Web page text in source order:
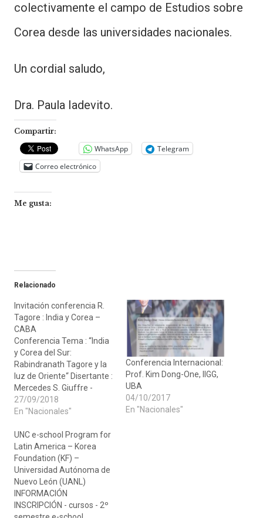
colectivamente el campo de Estudios sobre
Corea desde las universidades nacionales.
Un cordial saludo,
Dra. Paula Iadevito.
Compartir:
WhatsApp
Telegram
Correo electrónico
Me gusta:
Relacionado
Invitación conferencia R.
Tagore : India y Corea –
CABA
Conferencia Tema : “India
y Corea del Sur:
Rabindranath Tagore y la
luz de Oriente“ Disertante :
Mercedes S. Giuffre -
CECCHI - CARI Jueves 4
de Octubre – 18 Hs.
COREANO – CNEL. DIAZ
2884, CABA Antiquísimas
fuentes, revelan un
temprano inicio de
contactos entre ambos
países. En…
27/09/2018
En "Nacionales"
Conferencia Internacional:
Prof. Kim Dong-One, IIGG,
UBA
04/10/2017
En "Nacionales"
UNC e-school Program for
Latin America – Korea
Foundation (KF) –
Universidad Autónoma de
Nuevo León (UANL)
INFORMACIÓN
INSCRIPCIÓN - cursos - 2º